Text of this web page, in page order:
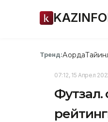
Тренд:Ақорда
07:12, 15 Апрел
Футзал.